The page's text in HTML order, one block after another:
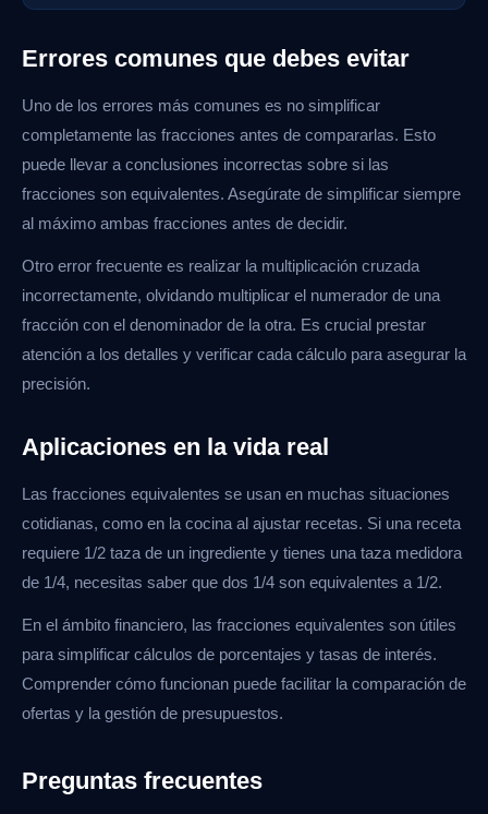
Errores comunes que debes evitar
Uno de los errores más comunes es no simplificar
completamente las fracciones antes de compararlas. Esto
puede llevar a conclusiones incorrectas sobre si las
fracciones son equivalentes. Asegúrate de simplificar siempre
al máximo ambas fracciones antes de decidir.
Otro error frecuente es realizar la multiplicación cruzada
incorrectamente, olvidando multiplicar el numerador de una
fracción con el denominador de la otra. Es crucial prestar
atención a los detalles y verificar cada cálculo para asegurar la
precisión.
Aplicaciones en la vida real
Las fracciones equivalentes se usan en muchas situaciones
cotidianas, como en la cocina al ajustar recetas. Si una receta
requiere 1/2 taza de un ingrediente y tienes una taza medidora
de 1/4, necesitas saber que dos 1/4 son equivalentes a 1/2.
En el ámbito financiero, las fracciones equivalentes son útiles
para simplificar cálculos de porcentajes y tasas de interés.
Comprender cómo funcionan puede facilitar la comparación de
ofertas y la gestión de presupuestos.
Preguntas frecuentes